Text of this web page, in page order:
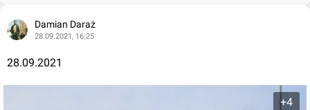
Damian Daraż
28.09.2021, 16:25
28.09.2021
+4